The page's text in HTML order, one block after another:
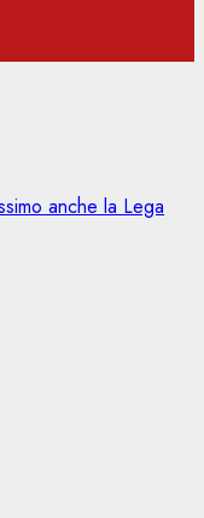
anche la Lega